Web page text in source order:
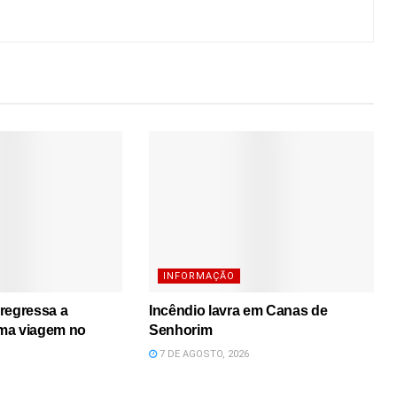
a
viagem no
INFORMAÇÃO
Incêndio lavra em Canas de
Senhorim
7 DE AGOSTO, 2026